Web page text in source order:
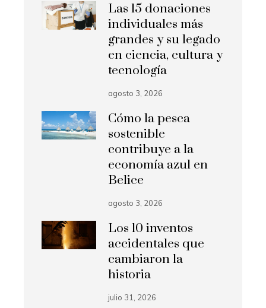
Las 15 donaciones
individuales más
grandes y su legado
en ciencia, cultura y
tecnología
agosto 3, 2026
Cómo la pesca
sostenible
contribuye a la
economía azul en
Belice
agosto 3, 2026
Los 10 inventos
accidentales que
cambiaron la
historia
julio 31, 2026